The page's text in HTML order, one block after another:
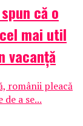
că o
mai util
vacanță
românii pleacă
a se...